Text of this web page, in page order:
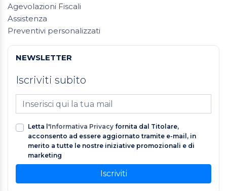
Agevolazioni Fiscali
Assistenza
Preventivi personalizzati
NEWSLETTER
Iscriviti subito
Letta l'Informativa Privacy fornita dal Titolare,
acconsento ad essere aggiornato tramite e-mail, in
merito a tutte le nostre iniziative promozionali e di
marketing
Iscriviti